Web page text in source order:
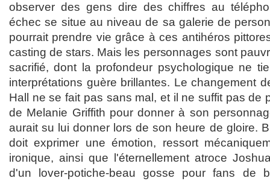
observer des gens dire des chiffres au
échec se situe au niveau de sa galerie de
pourrait prendre vie grâce à ces antihéros
casting de stars. Mais les personnages sont
sacrifié, dont la profondeur psychologique ne
interprétations guère brillantes. Le changement
Hall ne se fait pas sans mal, et il ne suffit pas de
de Melanie Griffith pour donner à son
aurait su lui donner lors de son heure de gloire.
doit exprimer une émotion, ressort
ironique, ainsi que l'éternellement atroce
d'un lover-potiche-beau gosse pour fans de